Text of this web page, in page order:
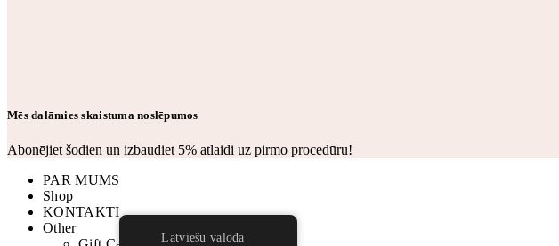
Mēs dalāmies skaistuma noslēpumos
Abonējiet šodien un izbaudiet 5% atlaidi uz pirmo procedūru!
PAR MUMS
Shop
KONTAKTI
Other
Latviešu valoda